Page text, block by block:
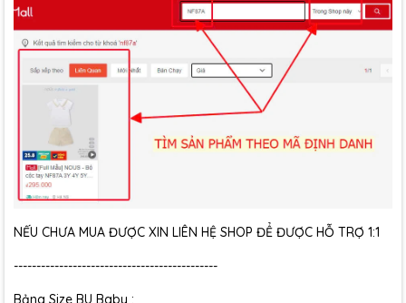
NẾU CHƯA MUA ĐƯỢC XIN LIÊN HỆ SHOP ĐỂ ĐƯỢC HỖ TRỢ 1:1
---------------------------------------------
Bảng Size BU Baby :